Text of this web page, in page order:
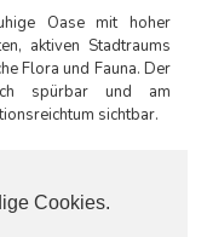
Cookies.
Oase mit hoher
aktiven Stadtraums
Flora und Fauna. Der
spürbar und am
sichtbar.